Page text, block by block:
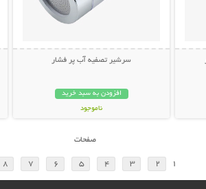
سرشیر تصفیه آب پر فشار
افزودن به سبد خرید
ناموجود
صفحات
1
2
3
4
5
6
7
8